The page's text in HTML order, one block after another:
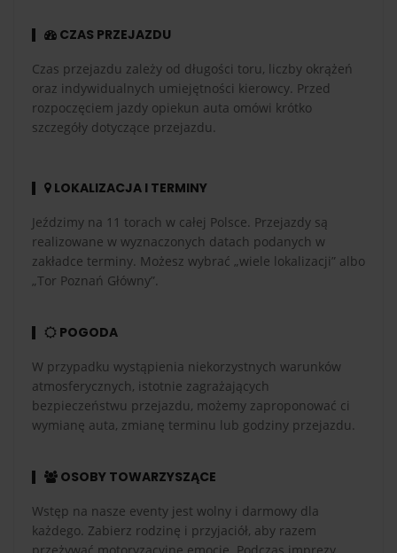
CZAS PRZEJAZDU
Czas przejazdu zależy od długości toru, liczby okrążeń
oraz indywidualnych umiejętności kierowcy. Przed
rozpoczęciem jazdy opiekun auta omówi krótko
szczegóły dotyczące przejazdu.
LOKALIZACJA I TERMINY
Jeździmy na 11 torach w całej Polsce. Przejazdy są
realizowane w wyznaczonych datach podanych w
zakładce terminy. Możesz wybrać „wiele lokalizacji” albo
„Tor Poznań Główny”.
POGODA
W przypadku wystąpienia niekorzystnych warunków
atmosferycznych, istotnie zagrażających
bezpieczeństwu przejazdu, możemy zaproponować ci
wymianę auta, zmianę terminu lub godziny przejazdu.
OSOBY TOWARZYSZĄCE
Wstęp na nasze eventy jest wolny i darmowy dla
każdego. Zabierz rodzinę i przyjaciół, aby razem